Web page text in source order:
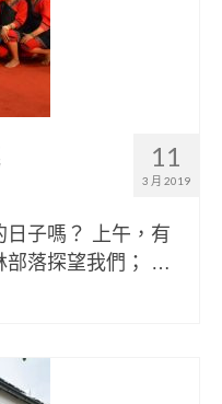
11
3 月 2019
子嗎？ 上午，有
部落探望我們； …